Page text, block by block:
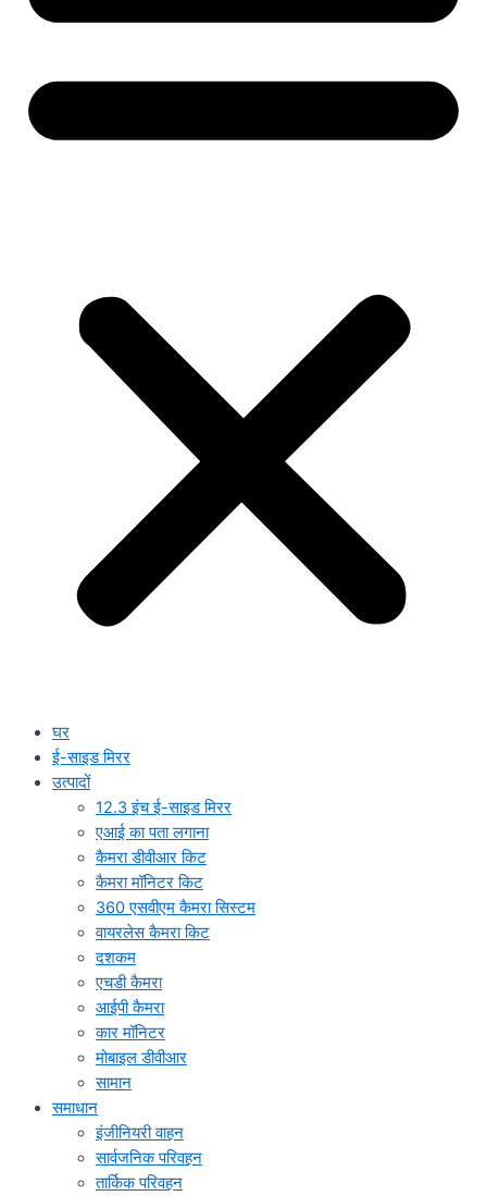
घर
ई-साइड मिरर
उत्पादों
12.3 इंच ई-साइड मिरर
एआई का पता लगाना
कैमरा डीवीआर किट
कैमरा मॉनिटर किट
360 एसवीएम कैमरा सिस्टम
वायरलेस कैमरा किट
दशकम
एचडी कैमरा
आईपी कैमरा
कार मॉनिटर
मोबाइल डीवीआर
सामान
समाधान
इंजीनियरी वाहन
सार्वजनिक परिवहन
तार्किक परिवहन